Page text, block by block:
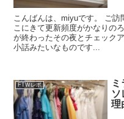
こんばんは、miyuです。 ご
こにきて更新頻度がかなりの
が終わったその夜とチェック
小話みたいなものです...
FTWレポ
ソ
理